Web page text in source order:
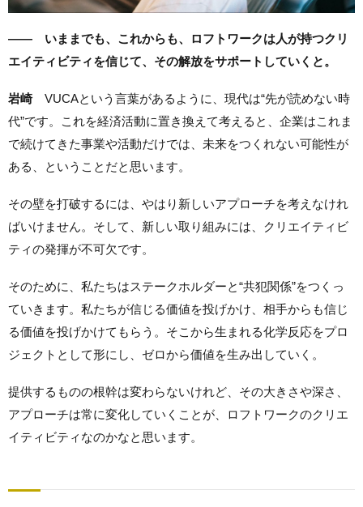
—— いままでも、これからも、ロフトワークは人が持つクリ
エイティビティを信じて、その解放をサポートしていくと。
岩崎 VUCAという言葉があるように、現代は“先が読めない時
代”です。これを経済活動に置き換えて考えると、企業はこれま
で続けてきた事業や活動だけでは、未来をつくれない可能性が
ある、ということだと思います。
その壁を打破するには、やはり新しいアプローチを考えなけれ
ばいけません。そして、新しい取り組みには、クリエイティビ
ティの発揮が不可欠です。
そのために、私たちはステークホルダーと“共犯関係”をつくっ
ていきます。私たちが信じる価値を投げかけ、相手からも信じ
る価値を投げかけてもらう。そこから生まれる化学反応をプロ
ジェクトとして形にし、ゼロから価値を生み出していく。
提供するものの根幹は変わらないけれど、その大きさや深さ、
アプローチは常に変化していくことが、ロフトワークのクリエ
イティビティなのかなと思います。